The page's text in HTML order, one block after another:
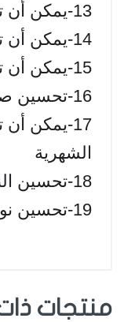
13-يمكن أن تساعد في منع السرطان
14-يمكن أن تقلل من الربو عند الأطفال
15-يمكن أن تقلل من الدهون في الكبد
16-تحسين صحة العظام والمفاصل
17-يمكن
الشهرية
18-تحسين النوم
19-تحسين نوعية الجلد والشعر
منتجات